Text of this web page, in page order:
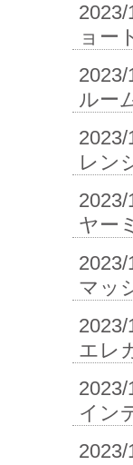
2023/
ョー
2023/
ルー
2023/
レン
2023/
ヤー
2023/
マッ
2023/
エレ
2023/
イン
2023/